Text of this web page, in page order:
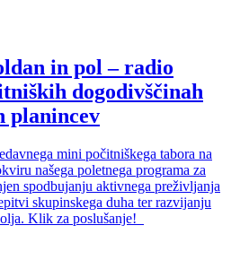
in pol – radio
dogodivščinah
planincev
mini počitniškega tabora na
našega poletnega programa za
spodbujanju aktivnega preživljanja
skupinskega duha ter razvijanju
Klik za poslušanje!